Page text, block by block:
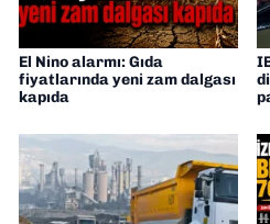
El Nino alarmı: Gıda
fiyatlarında yeni zam dalgası
kapıda